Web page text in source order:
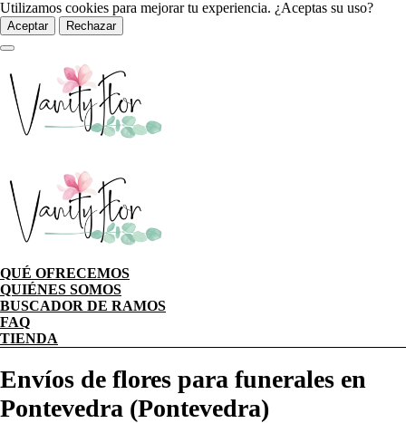
Utilizamos cookies para mejorar tu experiencia. ¿Aceptas su uso?
Aceptar Rechazar
QUÉ OFRECEMOS
QUIÉNES SOMOS
BUSCADOR DE RAMOS
FAQ
TIENDA
Envíos de flores para funerales en
Pontevedra (Pontevedra)